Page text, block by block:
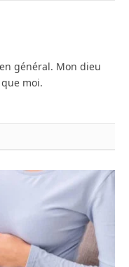
général. Mon dieu
moi.